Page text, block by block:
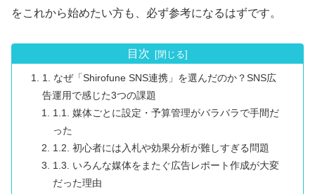
をこれから始めたい方も、必ず参考になるはずです。
目次
1. なぜ「Shirofune SNS連携」を選んだのか？SNS広
告運用で感じた3つの課題
1.1. 媒体ごとに設定・予算管理がバラバラで手間だ
った
1.2. 初心者には入札や効果分析が難しすぎる問題
1.3. いろんな媒体をまたぐ広告レポート作成が大変
だった理由